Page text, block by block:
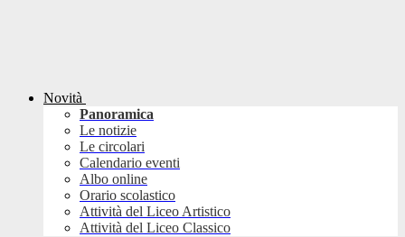
Novità
Panoramica
Le notizie
Le circolari
Calendario eventi
Albo online
Orario scolastico
Attività del Liceo Artistico
Attività del Liceo Classico